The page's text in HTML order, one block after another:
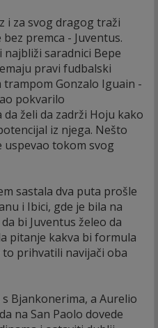
i za svog dragog traži
premca - Juventus.
saradnici Bepe
pravi fudbalski
Gonzalo Iguain -
pokvarilo
želi da zadrži Hoju kako
iz njega. Nešto
tokom svog
sastala dva puta prošle
i Ibici, gde je bila na
bi Juventus želeo da
pitanje kakva bi formula
prihvatili navijači oba
Bjankonerima, a Aurelio
na San Paolo dovede